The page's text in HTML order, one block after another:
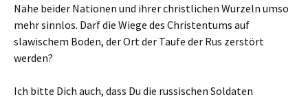
Nähe beider Nationen und ihrer christlichen Wurzeln umso
mehr sinnlos. Darf die Wiege des Christentums auf
slawischem Boden, der Ort der Taufe der Rus zerstört
werden?
Ich bitte Dich auch, dass Du die russischen Soldaten